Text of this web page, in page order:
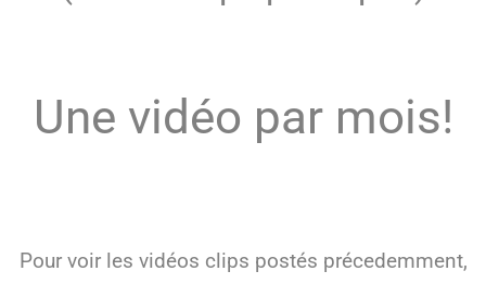
Une vidéo par mois!
Pour voir les vidéos clips postés précedemment,